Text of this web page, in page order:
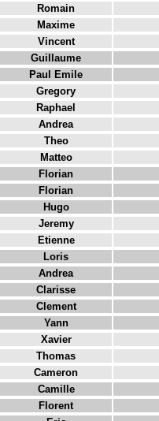
Romain
Maxime
Vincent
Guillaume
Paul Emile
Gregory
Raphael
Andrea
Theo
Matteo
Florian
Florian
Hugo
Jeremy
Etienne
Loris
Andrea
Clarisse
Clement
Yann
Xavier
Thomas
Cameron
Camille
Florent